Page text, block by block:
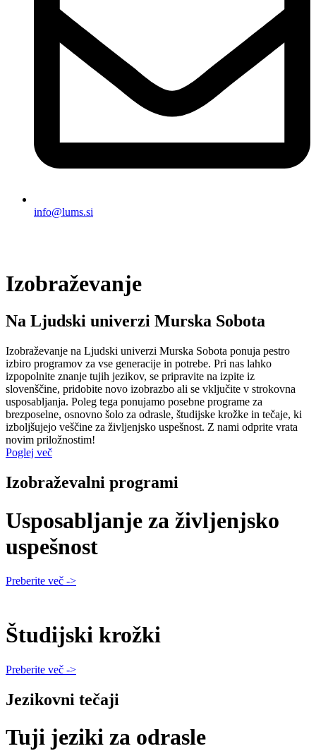
info@lums.si
Izobraževanje
Na Ljudski univerzi Murska Sobota
Izobraževanje na Ljudski univerzi Murska Sobota ponuja pestro
izbiro programov za vse generacije in potrebe. Pri nas lahko
izpopolnite znanje tujih jezikov, se pripravite na izpite iz
slovenščine, pridobite novo izobrazbo ali se vključite v strokovna
usposabljanja. Poleg tega ponujamo posebne programe za
brezposelne, osnovno šolo za odrasle, študijske krožke in tečaje, ki
izboljšujejo veščine za življenjsko uspešnost. Z nami odprite vrata
novim priložnostim!
Poglej več
Izobraževalni programi
Usposabljanje za življenjsko
uspešnost
Preberite več ->
Študijski krožki
Preberite več ->
Jezikovni tečaji
Tuji jeziki za odrasle